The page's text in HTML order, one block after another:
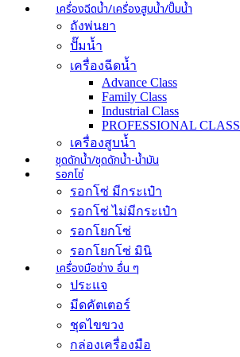
เครื่องฉีดน้ำ/เครื่องสูบน้ำ/ปั๊มน้ำ
ถังพ่นยา
ปั๊มน้ำ
เครื่องฉีดน้ำ
Advance Class
Family Class
Industrial Class
PROFESSIONAL CLASS
เครื่องสูบน้ำ
ชุดดักน้ำ/ชุดดักน้ำ-น้ำมัน
รอกโซ่
รอกโซ่ มีกระเป๋า
รอกโซ่ ไม่มีกระเป๋า
รอกโยกโซ่
รอกโยกโซ่ มินิ
เครื่องมือช่าง อื่น ๆ
ประแจ
มีดคัตเตอร์
ชุดไขขวง
กล่องเครื่องมือ